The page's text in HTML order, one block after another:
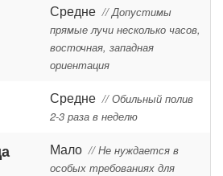
Средне // Допустимы
прямые лучи несколько часов,
восточная, западная
ориентация
Средне // Обильный полив
2-3 раза в неделю
Мало // Не нуждается в
особых требованиях для